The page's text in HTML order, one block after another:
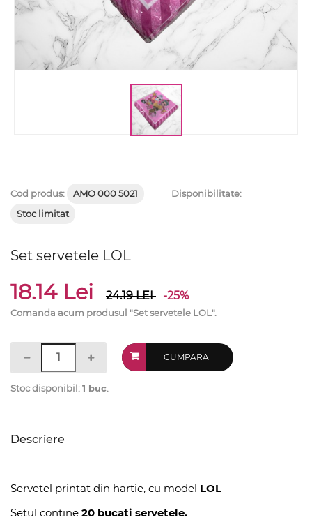
Cod produs: AMO 000 5021
Disponibilitate:
Stoc limitat
Set servetele LOL
18.14 Lei 24.19LEI -25%
Comanda acum produsul "Set servetele LOL".
CUMPARA
Stoc disponibil:1 buc.
Descriere
Servetel printat din hartie, cu model LOL
Setul contine 20 bucati servetele.